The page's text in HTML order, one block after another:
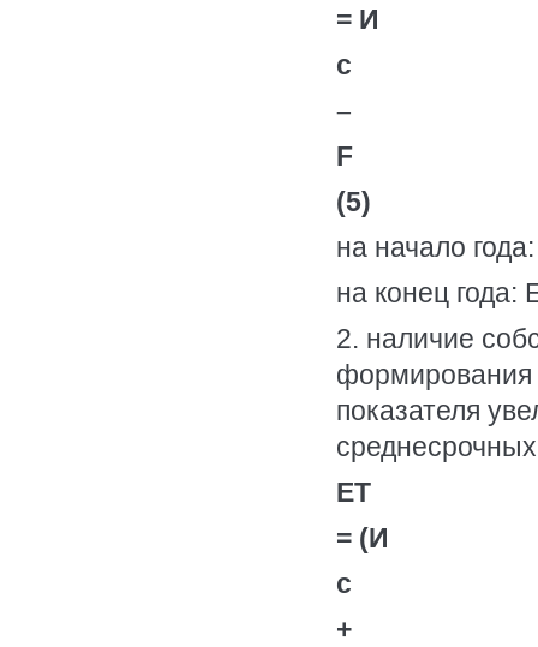
= И
c
–
F
(5)
на начало
на конец года:
2. наличие
формирования
показателя
ET
= (И
c
+